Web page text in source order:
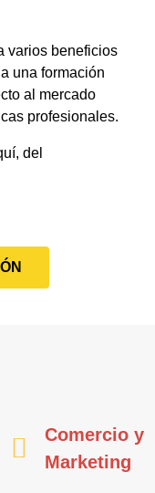
varios beneficios
una formación
al mercado
profesionales.
del
Comercio y
Marketing